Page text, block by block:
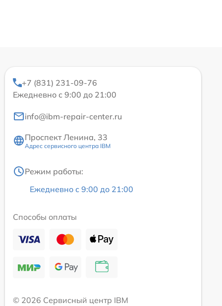
+7 (831) 231-09-76
Ежедневно с 9:00 до 21:00
info@ibm-repair-center.ru
Проспект Ленина, 33
Адрес сервисного центра IBM
Режим работы:
Ежедневно с 9:00 до 21:00
Способы оплаты
© 2026 Сервисный центр IBM